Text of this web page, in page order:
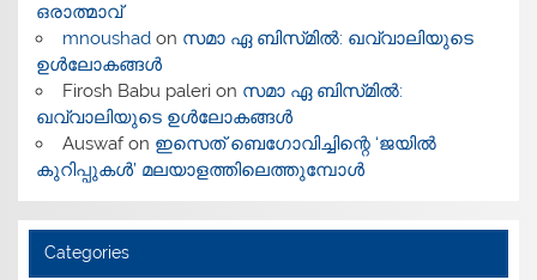
ഒരാത്മാവ്
mnoushadon സമാ ഏ ബിസ്‌മിൽ: ഖവ്വാലിയുടെ
ഉൾലോകങ്ങൾ
Firosh Babu palerion സമാ ഏ ബിസ്‌മിൽ:
ഖവ്വാലിയുടെ ഉൾലോകങ്ങൾ
Auswafon ഇസെത് ബെഗോവിച്ചിന്റെ ‘ജയിൽ
കുറിപ്പുകൾ’ മലയാളത്തിലെത്തുമ്പോൾ
Categories